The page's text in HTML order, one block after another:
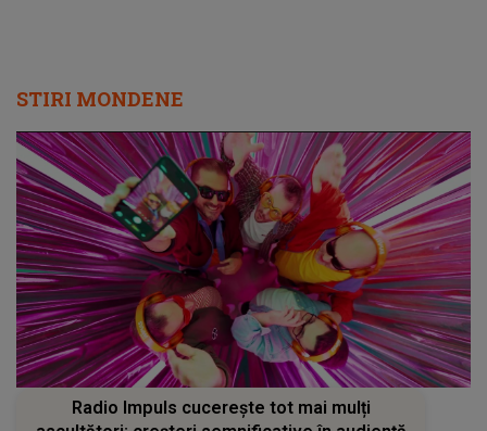
STIRI MONDENE
Radio Impuls cucerește tot mai mulți